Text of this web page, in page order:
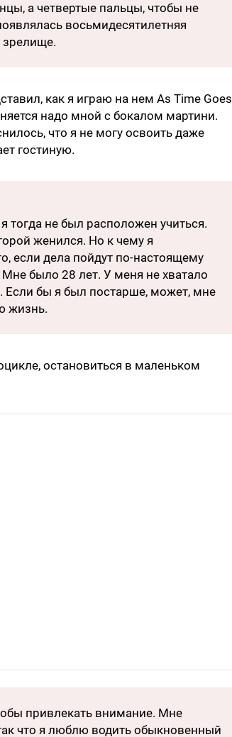
а четвертые пальцы, чтобы не
восьмидесятилетняя
зрелище.
как я играю на нем As Time Goes
надо мной с бокалом мартини.
что я не могу освоить даже
гостиную.
тогда не был расположен учиться.
женился. Но к чему я
если дела пойдут по-настоящему
было 28 лет. У меня не хватало
Если бы я был постарше, может, мне
жизнь.
остановиться в маленьком
привлекать внимание. Мне
что я люблю водить обыкновенный